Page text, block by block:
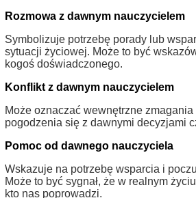
Rozmowa z dawnym nauczycielem
Symbolizuje potrzebę porady lub
sytuacji życiowej. Może to być
kogoś doświadczonego.
Konflikt z dawnym nauczycielem
Może oznaczać wewnętrzne zmagania
pogodzenia się z dawnymi decyzjami
Pomoc od dawnego nauczyciela
Wskazuje na potrzebę wsparcia i
Może to być sygnał, że w realnym
kto nas poprowadzi.